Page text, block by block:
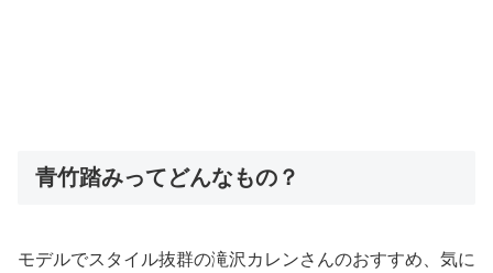
青竹踏みってどんなもの？
モデルでスタイル抜群の滝沢カレンさんのおすすめ、気に